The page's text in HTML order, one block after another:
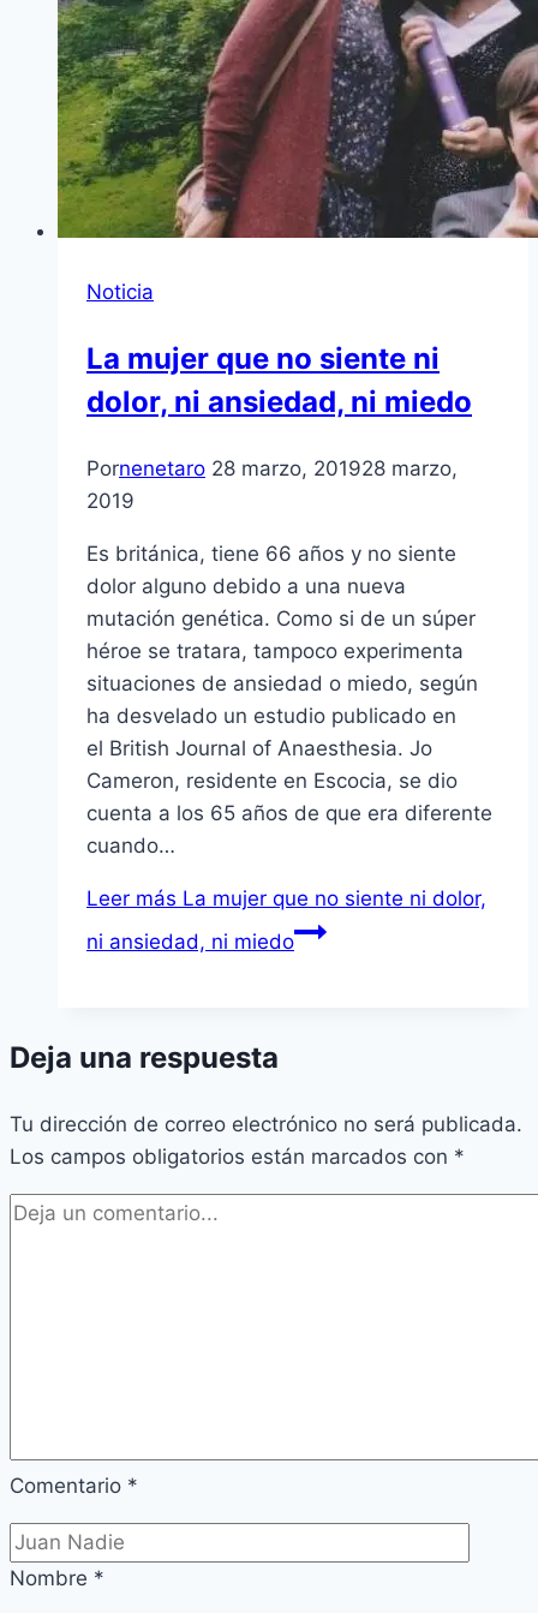
Noticia
La mujer que no siente ni
dolor, ni ansiedad, ni miedo
Pornenetaro 28 marzo, 201928 marzo,
2019
Es británica, tiene 66 años y no siente
dolor alguno debido a una nueva
mutación genética. Como si de un súper
héroe se tratara, tampoco experimenta
situaciones de ansiedad o miedo, según
ha desvelado un estudio publicado en
el British Journal of Anaesthesia. Jo
Cameron, residente en Escocia, se dio
cuenta a los 65 años de que era diferente
cuando…
Leer más La mujer que no siente ni dolor,
ni ansiedad, ni miedo
Deja una respuesta
Tu dirección de correo electrónico no será publicada.
Los campos obligatorios están marcados con *
Comentario *
Nombre *